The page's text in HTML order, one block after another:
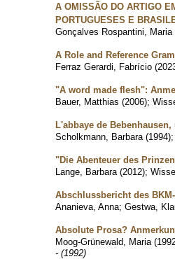
A OMISSÃO DO ARTIGO
PORTUGUESES E
Gonçalves Rospantini, Maria
A Role and Reference
Ferraz Gerardi, Fabrício (
"A word made flesh":
Bauer, Matthias (2006);
L'abbaye de
Scholkmann, Barbara (1994)
"Die Abenteuer des
Lange, Barbara (2012);
Abschlussbericht des
Ananieva, Anna; Gestwa,
Absolute Prosa?
Moog-Grünewald, Maria (
- (1992)